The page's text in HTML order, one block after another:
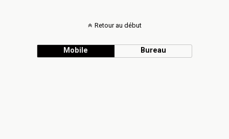
Retour au début
Mobile Bureau